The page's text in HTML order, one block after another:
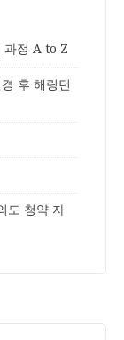
과정 A to Z
후 해링턴
도 청약 자